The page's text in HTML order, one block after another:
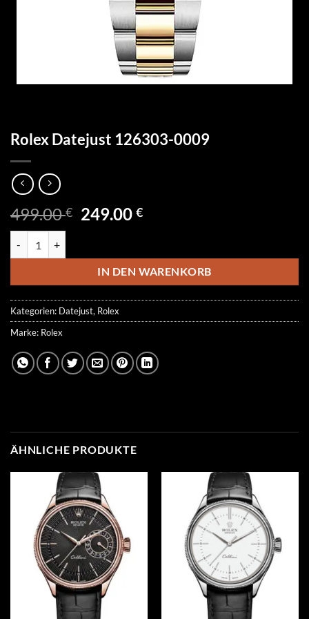
Rolex Datejust 126303-0009
499.00€ Ursprünglicher
499.00 €
249.00€Aktueller
249.00 €.
IN DEN WARENKORB
Kategorien: Datejust, Rolex
Marke: Rolex
ÄHNLICHE PRODUKTE